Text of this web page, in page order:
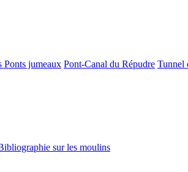
Ponts jumeaux Pont-Canal du Répudre Tunnel
sur les moulins